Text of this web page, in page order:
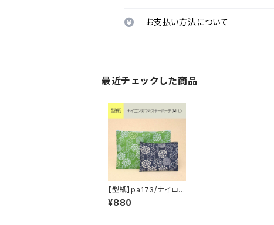
お支払い方法について
最近チェックした商品
【型紙】pa173/ナイロン
のファスナーポーチ
（M・L）
¥880